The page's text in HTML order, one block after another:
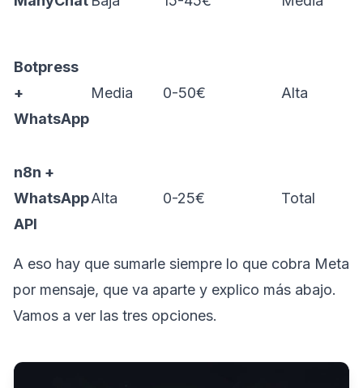
Botpress
+
WhatsApp
Media 0-50€ Alta
n8n +
WhatsApp
API
Alta 0-25€ Total
A eso hay que sumarle siempre lo que cobra Meta
por mensaje, que va aparte y explico más abajo.
Vamos a ver las tres opciones.